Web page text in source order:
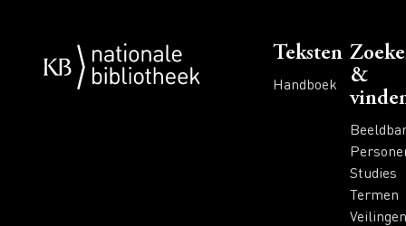
Voet
Teksten
Handboek
&
Studies
Termen
Veilingen